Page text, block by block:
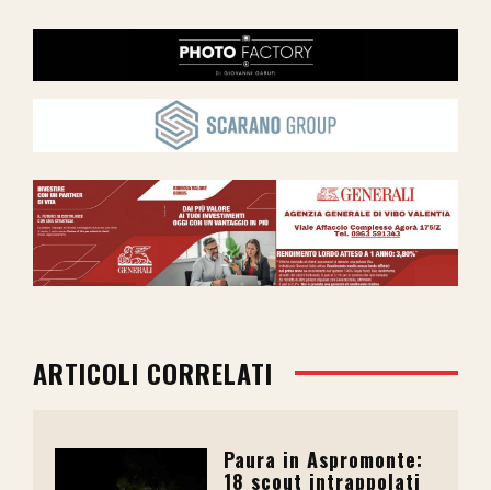
ARTICOLI CORRELATI
Paura in Aspromonte:
18 scout intrappolati